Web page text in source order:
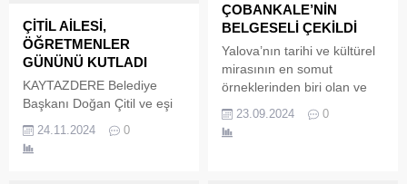
ÇİTİL AİLESİ,
ÖĞRETMENLER
GÜNÜNÜ KUTLADI
KAYTAZDERE Belediye
Başkanı Doğan Çitil ve eşi
Öğretmenler günü
nedeniyle beldede yaşayan
24.11.2024 0
ÇOBANKALE’NİN
BELGESELİ ÇEKİLDİ
Yalova’nın tarihi ve kültürel
mirasının en somut
örneklerinden biri olan ve
devam eden Çobankale’nin
belgeseli çekildi. “Dragon
23.09.2024 0